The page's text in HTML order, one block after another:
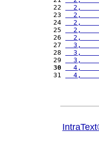
22
2,
23
2,
24
2,
25
2,
26
2,
27
3,
28
3,
29
3,
30
4,
31
4,